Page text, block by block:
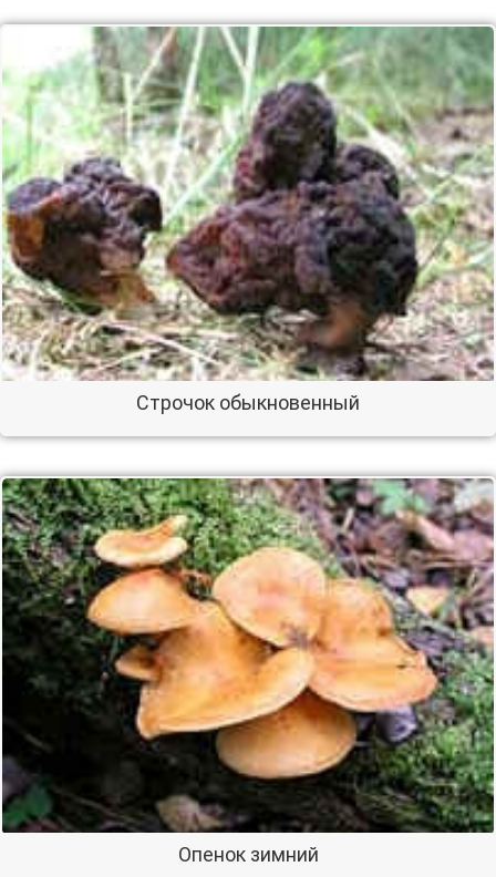
Строчок обыкновенный
Опенок зимний